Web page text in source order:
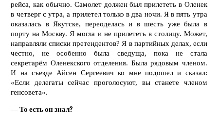
рейса, как обычно. Самолет должен был прилететь в Оленек
в четверг с утра, а прилетел только в два ночи. Я в пять утра
оказалась в Якутске, переоделась и в шесть уже была в
порту на Москву. Я могла и не прилететь в столицу. Может,
направляли списки претендентов? Я в партийных делах, если
честно, не особенно была сведуща, пока не стала
секретарём Оленекского отделения. Была рядовым членом.
И на съезде Айсен Сергеевич ко мне подошел и сказал:
«Если делегаты сейчас проголосуют, вы станете членом
генсовета».
—То есть он знал?